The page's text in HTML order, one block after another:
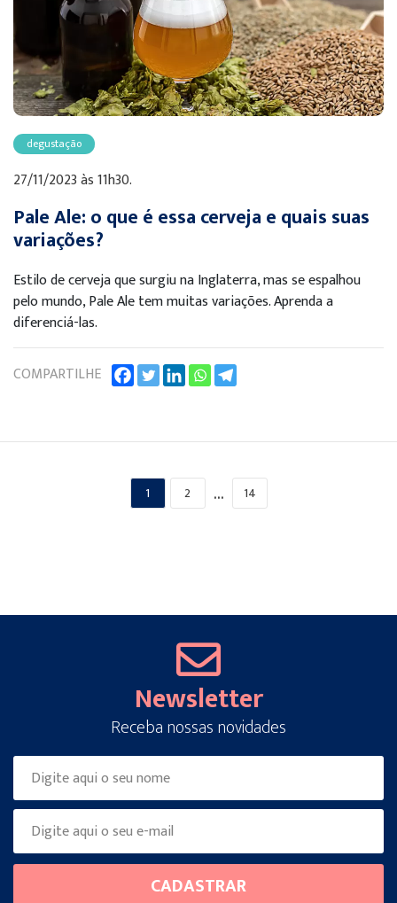
degustação
27/11/2023 às 11h30.
Pale Ale: o que é essa cerveja e quais suas
variações?
Estilo de cerveja que surgiu na Inglaterra, mas se espalhou
pelo mundo, Pale Ale tem muitas variações. Aprenda a
diferenciá-las.
COMPARTILHE
1 2 … 14
Newsletter
Receba nossas novidades
CADASTRAR